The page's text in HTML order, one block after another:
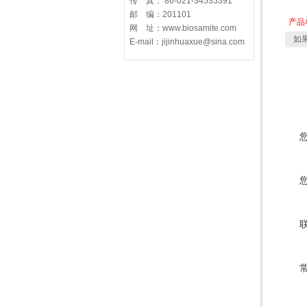
邮 编：201101
网 址：www.biosamite.com
E-mail：jijinhuaxue@sina.com
产
如